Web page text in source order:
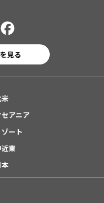
見る
アニア
ゾート
近東
本